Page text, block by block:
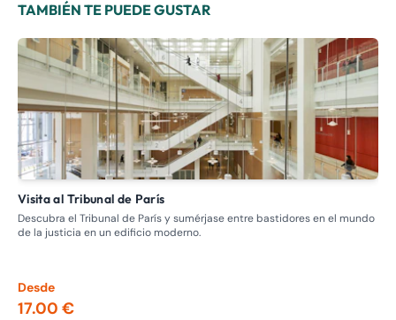
TAMBIÉN TE PUEDE GUSTAR
Visita al Tribunal de París
Descubra el Tribunal de París y sumérjase entre bastidores en el mundo
de la justicia en un edificio moderno.
Desde
17.00 €